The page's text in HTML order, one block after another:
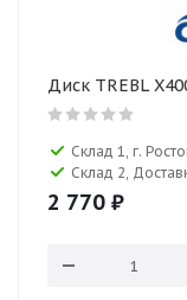
Диск TREBL
Склад 1, г.
Склад 2,
2 770 ₽